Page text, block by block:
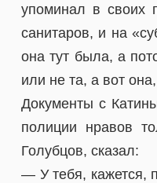
упоминал в своих
санитаров, и на
она тут была, а
или не та, а вот
Документы с
полиции нравов
Голубцов, сказал:
— У тебя, кажется,